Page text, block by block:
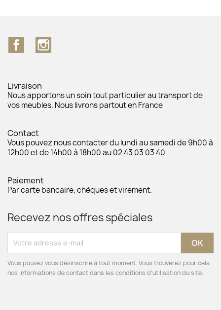
Facebook
Livraison
Nous apportons un soin tout particulier au transport de
vos meubles. Nous livrons partout en France
Contact
Vous pouvez nous contacter du lundi au samedi de 9h00 à
12h00 et de 14h00 à 18h00 au 02 43 03 03 40
Paiement
Par carte bancaire, chèques et virement.
Recevez nos offres spéciales
Vous pouvez vous désinscrire à tout moment. Vous trouverez pour cela
nos informations de contact dans les conditions d'utilisation du site.